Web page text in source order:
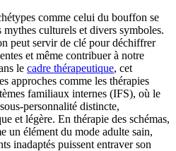
comme celui du bouffon se
mythes culturels et divers symboles.
peut servir de clé pour déchiffrer
et même contribuer à notre
le cadre thérapeutique, cet
approches comme les thérapies
familiaux internes (IFS), où le
personnalité distincte,
et légère. En thérapie des schémas,
un élément du mode adulte sain,
inadaptés puissent entraver son